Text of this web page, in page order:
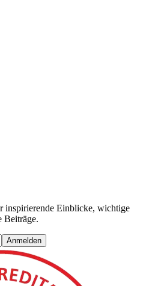
inspirierende Einblicke, wichtige
Beiträge.
Anmelden